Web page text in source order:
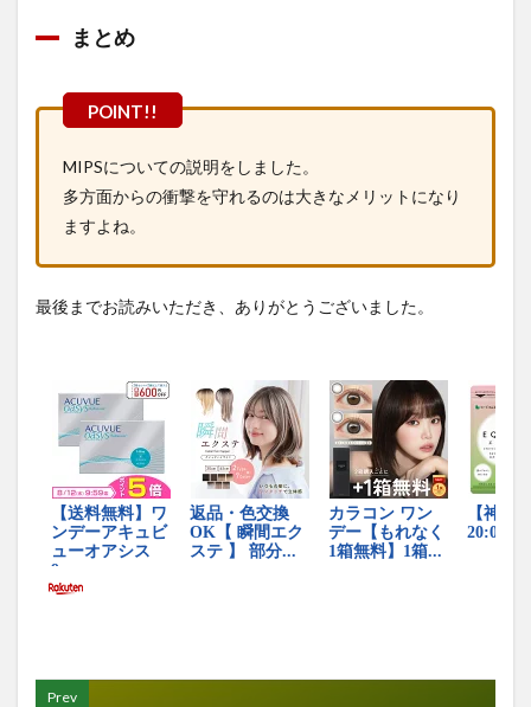
まとめ
MIPSについての説明をしました。
多方面からの衝撃を守れるのは大きなメリットになり
ますよね。
最後までお読みいただき、ありがとうございました。
Prev